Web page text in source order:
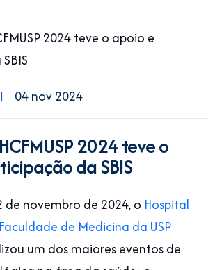
04 nov 2024
2024 teve o
da SBIS
de novembro de 2024, o Hospital
de Medicina da USP
um dos maiores eventos de